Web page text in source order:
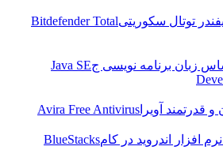
توتال سکوریتیBitdefender Total
زبان برنامه نویسی جJava SE
قدرتمند آویرا Avira Free Antivirus
افزار اندروید در کامBlueStacks